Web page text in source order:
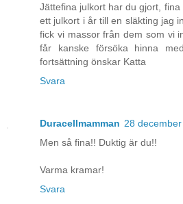
Jättefina julkort har du gjort,
ett julkort i år till en släkting jag
fick vi massor från dem som vi
får kanske försöka hinna
fortsättning önskar Katta
Svara
Duracellmamman 28
Men så fina!! Duktig är du!!
Varma kramar!
Svara